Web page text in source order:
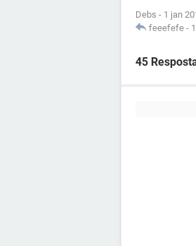
Debs - 1 jan
feeefefe -
45